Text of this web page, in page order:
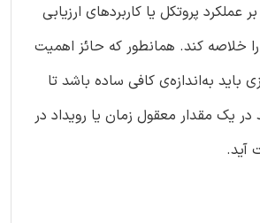
پروتکل یا کاربردهای ارزیابی‌
خلاصه کند. همانطور که حائز اهمیت
به‌اندازه‌ی کافی ساده باشد تا
در یک مقدار معقول زمان یا رویداد در
آید.